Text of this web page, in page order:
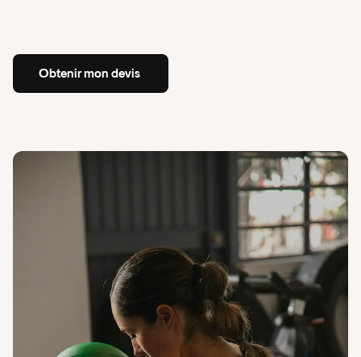
Obtenirmon devis